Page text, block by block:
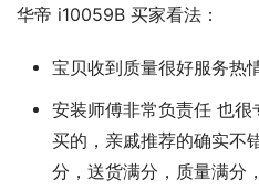
华帝 i10059B 买家看法：
宝贝收到质量很好服务热
安装师傅非常负责任 也
买的，亲戚推荐的确实不
分，送货满分，质量满分